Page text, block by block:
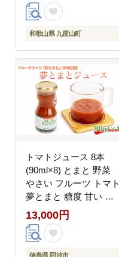
和歌山県 九度山町
トマトジュース 8本
(90ml×8) とまと 野菜
やさい フルーツ トマト
夢とまと 糖度 甘い リ
コピン 健康 美容 ソー
ス ケチャップ 調味料
バスタ スパゲティー ピ
13,000円
徳島県 阿波市